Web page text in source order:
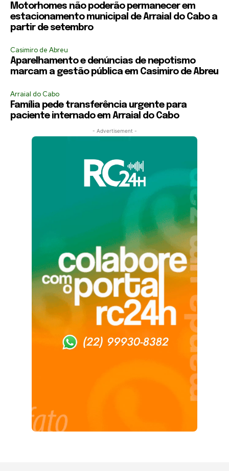
Motorhomes não poderão permanecer em
estacionamento municipal de Arraial do Cabo a
partir de setembro
Casimiro de Abreu
Aparelhamento e denúncias de nepotismo
marcam a gestão pública em Casimiro de Abreu
Arraial do Cabo
Família pede transferência urgente para
paciente internado em Arraial do Cabo
- Advertisement -